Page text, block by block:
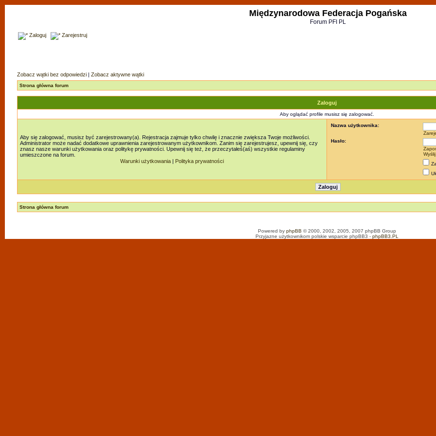
Międzynarodowa Federacja Pogańska
Forum PFI PL
Zaloguj Zarejestruj
Zobacz wątki bez odpowiedzi | Zobacz aktywne wątki
Strona główna forum
Zaloguj
Aby oglądać profile musisz się zalogować.
Aby się zalogować, musisz być zarejestrowany(a). Rejestracja zajmuje tylko chwilę i znacznie zwiększa Twoje możliwości.
Administrator może nadać dodatkowe uprawnienia zarejestrowanym użytkownikom. Zanim się zarejestrujesz, upewnij się, czy
znasz nasze warunki użytkowania oraz politykę prywatności. Upewnij się też, że przeczytałeś(aś) wszystkie regulaminy
umieszczone na forum.
Warunki użytkowania | Polityka prywatności
Nazwa użytkownika:
Hasło:
Strona główna forum
Powered by phpBB © 2000, 2002, 2005, 2007 phpBB Group
Przyjazne użytkownikom polskie wsparcie phpBB3 - phpBB3.PL